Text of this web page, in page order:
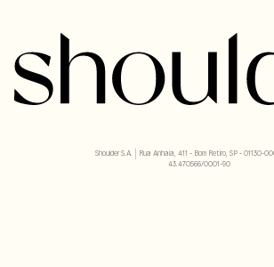
Shoulder S.A. | Rua Anhaia, 411 - Bom Retiro, SP - 01130-
43.470566/0001-90